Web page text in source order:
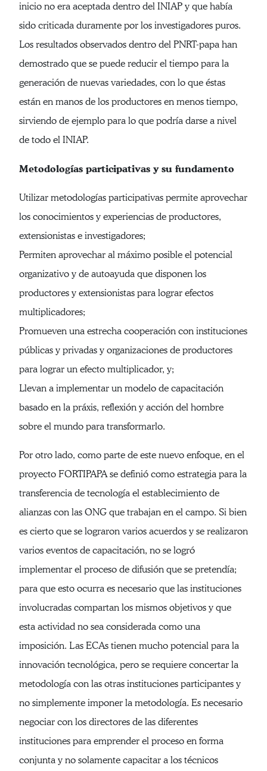
inicio no era aceptada dentro del INIAP y que había
sido criticada duramente por los investigadores puros.
Los resultados observados dentro del PNRT-papa han
demostrado que se puede reducir el tiempo para la
generación de nuevas variedades, con lo que éstas
están en manos de los productores en menos tiempo,
sirviendo de ejemplo para lo que podría darse a nivel
de todo el INIAP.
Metodologías participativas y su fundamento
Utilizar metodologías participativas permite aprovechar
los conocimientos y experiencias de productores,
extensionistas e investigadores;
Permiten aprovechar al máximo posible el potencial
organizativo y de autoayuda que disponen los
productores y extensionistas para lograr efectos
multiplicadores;
Promueven una estrecha cooperación con instituciones
públicas y privadas y organizaciones de productores
para lograr un efecto multiplicador, y;
Llevan a implementar un modelo de capacitación
basado en la práxis, reflexión y acción del hombre
sobre el mundo para transformarlo.
Por otro lado, como parte de este nuevo enfoque, en el
proyecto FORTIPAPA se definió como estrategia para la
transferencia de tecnología el establecimiento de
alianzas con las ONG que trabajan en el campo. Si bien
es cierto que se lograron varios acuerdos y se realizaron
varios eventos de capacitación, no se logró
implementar el proceso de difusión que se pretendía;
para que esto ocurra es necesario que las instituciones
involucradas compartan los mismos objetivos y que
esta actividad no sea considerada como una
imposición. Las ECAs tienen mucho potencial para la
innovación tecnológica, pero se requiere concertar la
metodología con las otras instituciones participantes y
no simplemente imponer la metodología. Es necesario
negociar con los directores de las diferentes
instituciones para emprender el proceso en forma
conjunta y no solamente capacitar a los técnicos